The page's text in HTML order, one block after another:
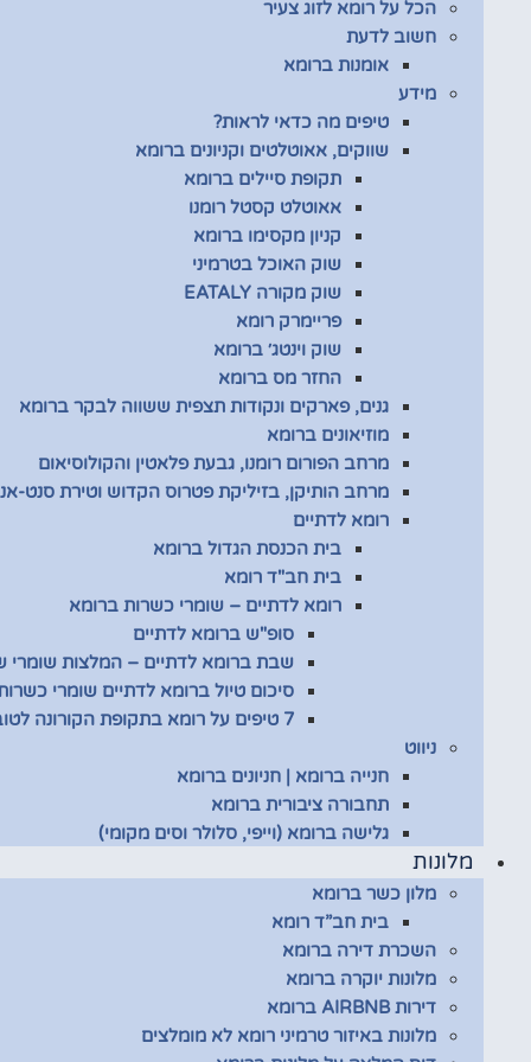
הכל על רומא לזוג צעיר
חשוב לדעת
אומנות ברומא
מידע
טיפים מה כדאי לראות?
שווקים, אאוטלטים וקניונים ברומא
תקופת סיילים ברומא
אאוטלט קסטל רומנו
קניון מקסימו ברומא
שוק האוכל בטרמיני
שוק מקורה EATALY
פריימרק רומא
שוק וינטג׳ ברומא
החזר מס ברומא
גנים, פארקים ונקודות תצפית ששווה לבקר ברומא
מוזיאונים ברומא
מרחב הפורום רומנו, גבעת פלאטין והקולוסיאום
מרחב הותיקן, בזיליקת פטרוס הקדוש וטירת סנט-
רומא לדתיים
בית הכנסת הגדול ברומא
בית חב"ד רומא
רומא לדתיים – שומרי כשרות ברומא
סופ"ש ברומא לדתיים
שבת ברומא לדתיים – המלצות שומרי
סיכום טיול ברומא לדתיים שומרי
7 טיפים על רומא בתקופת הקורונה לטובת שומרי כשרות
ניווט
חנייה ברומא | חניונים ברומא
תחבורה ציבורית ברומא
גלישה ברומא (וייפי, סלולר וסים מקומי)
מלונות
מלון כשר ברומא
בית חב”ד רומא
השכרת דירה ברומא
מלונות יוקרה ברומא
דירות AIRBNB ברומא
מלונות באיזור טרמיני רומא לא מומלצים